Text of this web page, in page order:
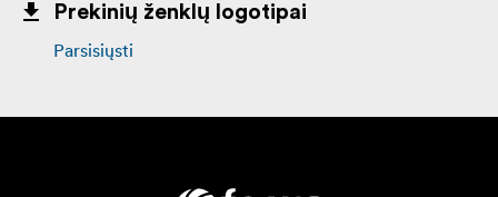
Prekinių ženklų logotipai
Parsisiųsti